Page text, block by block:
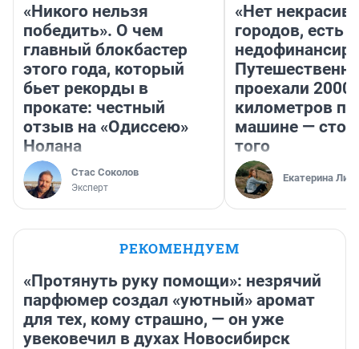
«Никого нельзя
победить». О чем
главный блокбастер
этого года, который
бьет рекорды в
прокате: честный
отзыв на «Одиссею»
Нолана
Стас Соколов
Эксперт
«Нет
городов, есть
проехали 2000
километров по
машине —
того
Екатерина
РЕКОМЕНДУЕМ
«Протянуть руку помощи»: незрячий
парфюмер создал «уютный» аромат
для тех, кому страшно, — он уже
увековечил в духах Новосибирск